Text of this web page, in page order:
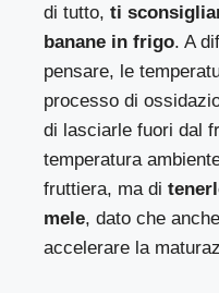
di tutto,ti
banane in frigo. A
pensare, le
processo di
di lasciarle fuori dal
temperatura
fruttiera, ma di
mele, dato che
accelerare la